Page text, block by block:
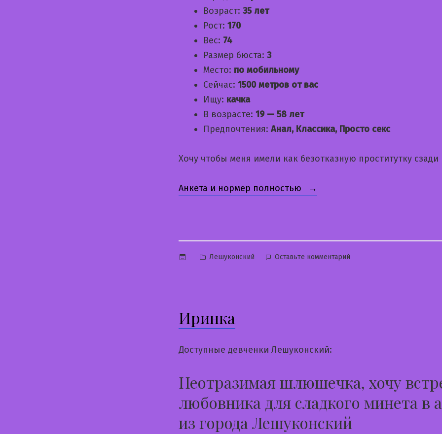
Возраст: 35 лет
Рост: 170
Вес: 74
Размер бюста: 3
Место: по мобильному
Сейчас: 1500 метров от вас
Ищу: качка
В возрасте: 19 — 58 лет
Предпочтения: Анал, Классика, Просто секс
Хочу чтобы меня имели как безотказную проститутку сзади
Анкета и нормер полностью «Ксюня»
Опубликовано
Лешуконский Оставьте комментарий
Иринка
Доступные девченки Лешуконский:
Неотразимая шлюшечка, хочу
любовника для сладкого минета в
из города Лешуконский